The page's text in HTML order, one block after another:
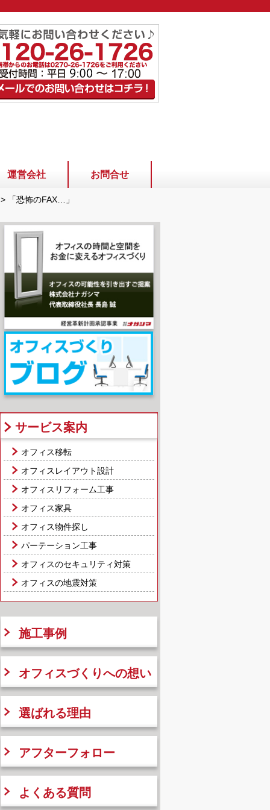
運営会社 お問合せ
「恐怖のFAX…」
サービス案内
オフィス移転
オフィスレイアウト設計
オフィスリフォーム工事
オフィス家具
オフィス物件探し
パーテーション工事
オフィスのセキュリティ対策
オフィスの地震対策
施工事例
オフィスづくりへの想い
選ばれる理由
アフターフォロー
よくある質問